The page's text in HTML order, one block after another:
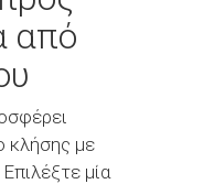
από
κλήσης με
μία